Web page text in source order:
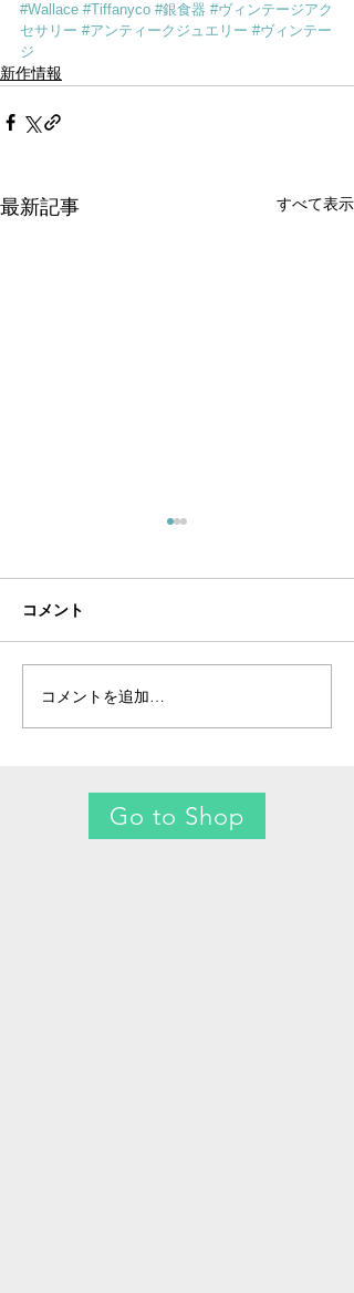
#Wallace #Tiffanyco #銀食器 #ヴィンテージアク
セサリー #アンティークジュエリー #ヴィンテー
ジ
新作情報
最新記事 すべて表示
新商品「ヴィンテージア
ルバートチェーンフォブ
コメント
コメントを追加…
Go to Shop